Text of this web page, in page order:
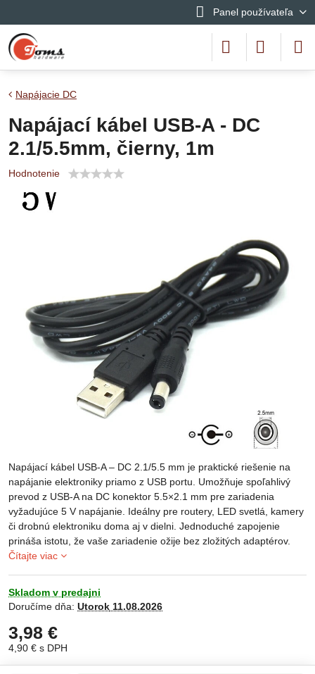
Panel používateľa
Napájacie DC
Napájací kábel USB-A - DC
2.1/5.5mm, čierny, 1m
Hodnotenie
Napájací kábel USB-A – DC 2.1/5.5 mm je praktické riešenie na
napájanie elektroniky priamo z USB portu. Umožňuje spoľahlivý
prevod z USB-A na DC konektor 5.5×2.1 mm pre zariadenia
vyžadujúce 5 V napájanie. Ideálny pre routery, LED svetlá, kamery
či drobnú elektroniku doma aj v dielni. Jednoduché zapojenie
prináša istotu, že vaše zariadenie ožije bez zložitých adaptérov.
Čítajte viac
Skladom v predajni
Doručíme dňa: Utorok 11.08.2026
3,98 €
4,90 € s DPH